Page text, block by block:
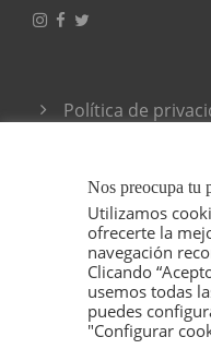
Política de
Nos preocupa tu
Utilizamos
ofrecerte la
navegación
Clicando
usemos todas
puedes
"Configurar